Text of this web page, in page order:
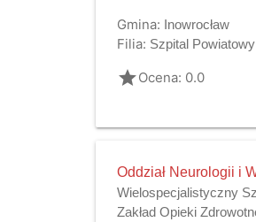
Gmina: Inowrocław
Filia: Szpital
gradeOcena: 0.0
Oddział Neurologii i
Wielospecjalistyczny
Zakład Opieki